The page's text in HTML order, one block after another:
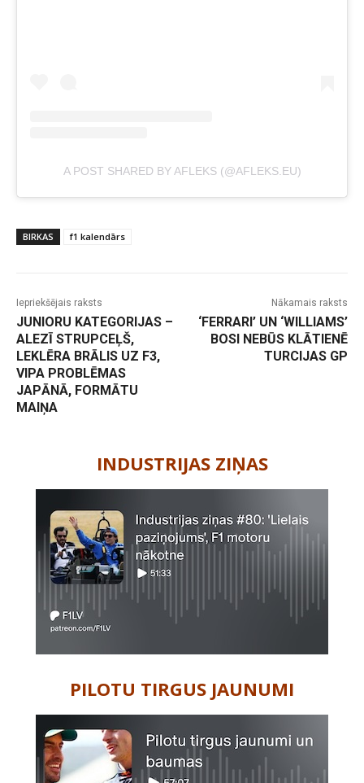
A POST SHARED BY AFLEKS (@AFLEKS.EU)
BIRKAS f1 kalendārs
Iepriekšējais raksts
JUNIORU KATEGORIJAS –
ALEZĪ STRUPCEĻŠ,
LEKLĒRA BRĀLIS UZ F3,
VIPA PROBLĒMAS
JAPĀNĀ, FORMĀTU
MAIŅA
Nākamais raksts
‘FERRARI’ UN ‘WILLIAMS’
BOSI NEBŪS KLĀTIENĒ
TURCIJAS GP
INDUSTRIJAS ZIŅAS
PILOTU TIRGUS JAUNUMI